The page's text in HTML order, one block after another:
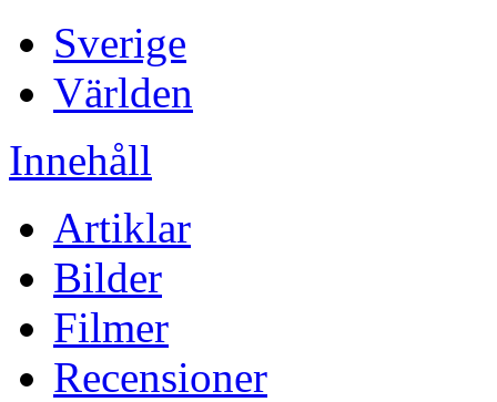
Sverige
Världen
Innehåll
Artiklar
Bilder
Filmer
Recensioner